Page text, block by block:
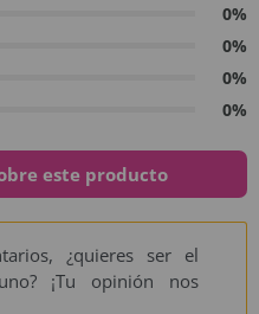
0%
0%
0%
0%
este producto
¿quieres ser el
¡Tu opinión nos